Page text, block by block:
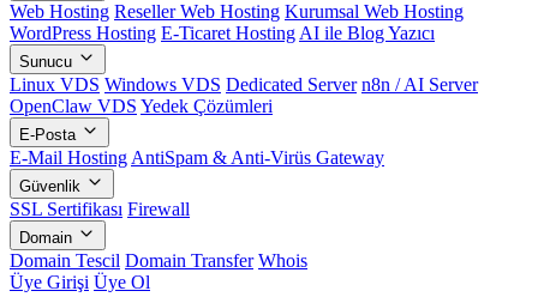
Web Hosting Reseller Web Hosting Kurumsal Web Hosting
WordPress Hosting E-Ticaret Hosting AI ile Blog Yazıcı
Sunucu
Linux VDS Windows VDS Dedicated Server n8n / AI Server
OpenClaw VDS Yedek Çözümleri
E-Posta
E-Mail Hosting AntiSpam & Anti-Virüs Gateway
Güvenlik
SSL Sertifikası Firewall
Domain
Domain Tescil Domain Transfer Whois
Üye Girişi Üye Ol